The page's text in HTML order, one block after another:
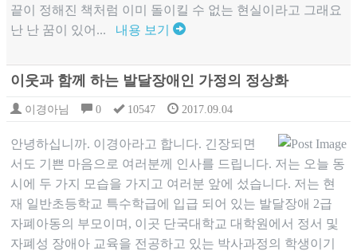
끝이 정해진 책처럼 이미 돌이킬 수 없는 현실이라고 그래요
난 난 꿈이 있어... 내용 보기
이웃과 함께 하는 발달장애인 가정의 정상화
이경아님 0 10547 2017.09.04
안녕하십니까. 이경아라고 합니다. 긴장되면
서도 기쁜 마음으로 여러분께 인사를 드립니다. 저는 오늘 동
시에 두 가지 모습을 가지고 여러분 앞에 섰습니다. 저는 현
재 일반초등학교 특수학급에 입급 되어 있는 발달장애 2급
자폐아동의 부모이며, 이곳 단국대학교 대학원에서 정서 및
자폐성 장애아 교육을 전공하고 있는 박사과정의 학생이기